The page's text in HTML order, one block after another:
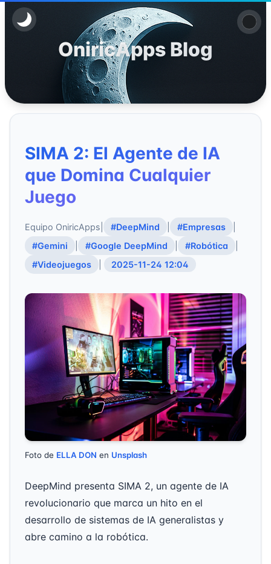
OniricApps Blog
SIMA 2: El Agente de IA
que Domina Cualquier
Juego
Equipo OniricApps #DeepMind #Empresas
#Gemini
#Google DeepMind #Robótica
#Videojuegos
2025-11-24 12:04
Foto de ELLA DON en Unsplash
DeepMind presenta SIMA 2, un agente de IA
revolucionario que marca un hito en el
desarrollo de sistemas de IA generalistas y
abre camino a la robótica.